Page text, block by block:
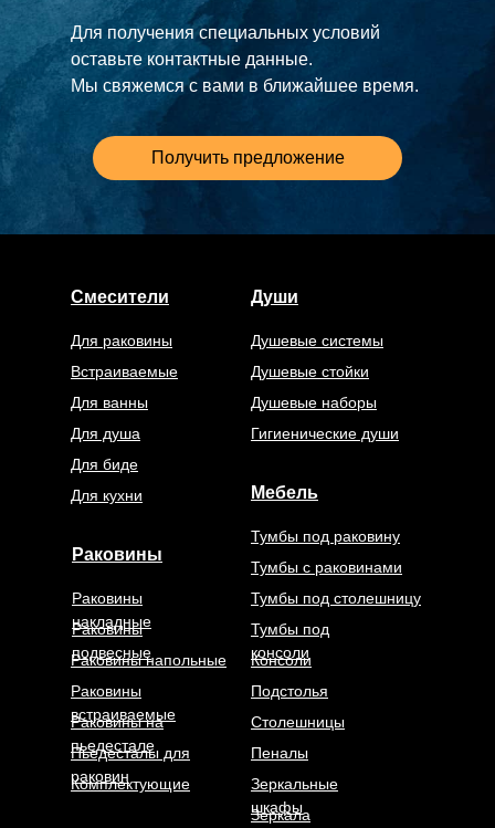
Для получения специальных условий
оставьте контактные данные.
Мы свяжемся с вами в ближайшее время.
Получить предложение
Смесители Души
Душевые системы
Душевые наборы
Гигиенические души
Встраиваемые
Для биде
Для ванны
Для душа
Для раковины
Для кухни Мебель
Душевые стойки
Раковины
подвесные
Раковины
накладные
Раковины
Зеркальные
шкафы
Зеркала
Тумбы под раковину
Раковины напольные
Раковины
встраиваемые
Раковины на
пьедестале
Пьедесталы для
раковин
Комплектующие
Тумбы с раковинами
Тумбы под столешницу
Тумбы под
консоли
Консоли
Подстолья
Пеналы
Столешницы